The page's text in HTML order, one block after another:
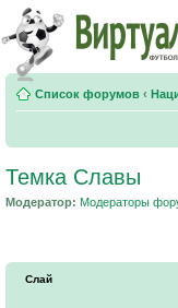
Список форумов ‹
Темка Славы
Модератор: Модераторы
Слай